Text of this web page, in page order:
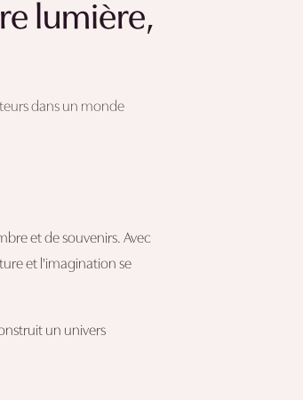
lumière,
dans un monde
et de souvenirs. Avec
et l'imagination se
un univers